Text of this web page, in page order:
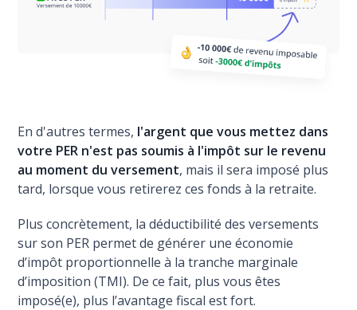
En d'autres termes, l'argent que vous mettez dans
votre PER n'est pas soumis à l'impôt sur le revenu
au moment du versement, mais il sera imposé plus
tard, lorsque vous retirerez ces fonds à la retraite.
Plus concrètement, la déductibilité des versements
sur son PER permet de générer une économie
d’impôt proportionnelle à la tranche marginale
d’imposition (TMI). De ce fait, plus vous êtes
imposé(e), plus l’avantage fiscal est fort.